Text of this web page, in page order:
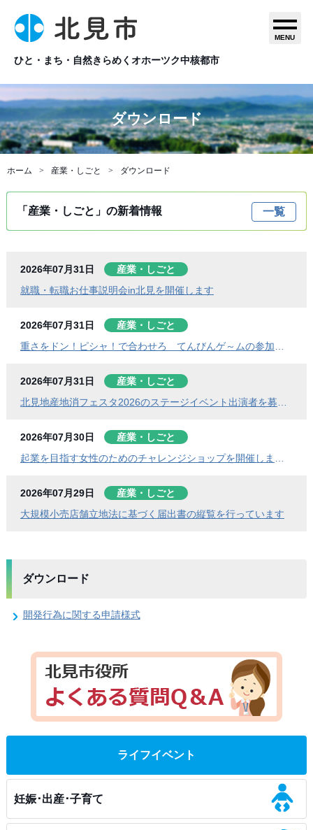
ひと・まち・自然きらめくオホーツク中核都市
MENU
ダウンロード
ホーム 産業・しごと ダウンロード
「産業・しごと」の新着情報 一覧
2026年07月31日
産業・しごと
就職・転職お仕事説明会in北見を開催します
2026年07月31日
産業・しごと
2026年07月31日
産業・しごと
2026年07月30日
産業・しごと
2026年07月29日
産業・しごと
大規模小売店舗立地法に基づく届出書の縦覧を行っています
ダウンロード
開発行為に関する申請様式
ライフイベント
妊娠･出産･子育て